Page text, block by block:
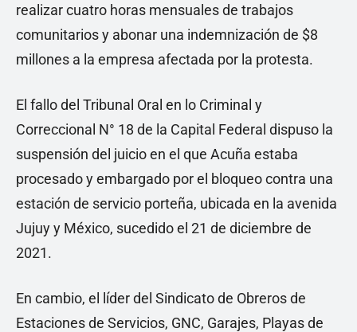
realizar cuatro horas mensuales de trabajos
comunitarios y abonar una indemnización de $8
millones a la empresa afectada por la protesta.
El fallo del Tribunal Oral en lo Criminal y
Correccional N° 18 de la Capital Federal dispuso la
suspensión del juicio en el que Acuña estaba
procesado y embargado por el bloqueo contra una
estación de servicio porteña, ubicada en la avenida
Jujuy y México, sucedido el 21 de diciembre de
2021.
En cambio, el líder del Sindicato de Obreros de
Estaciones de Servicios, GNC, Garajes, Playas de